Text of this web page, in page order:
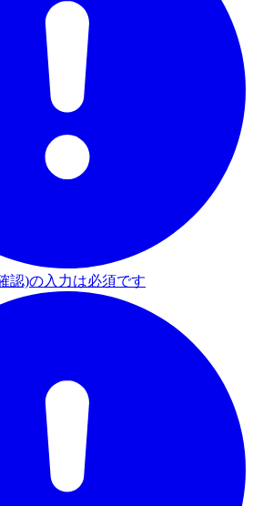
認)の入力は必須です